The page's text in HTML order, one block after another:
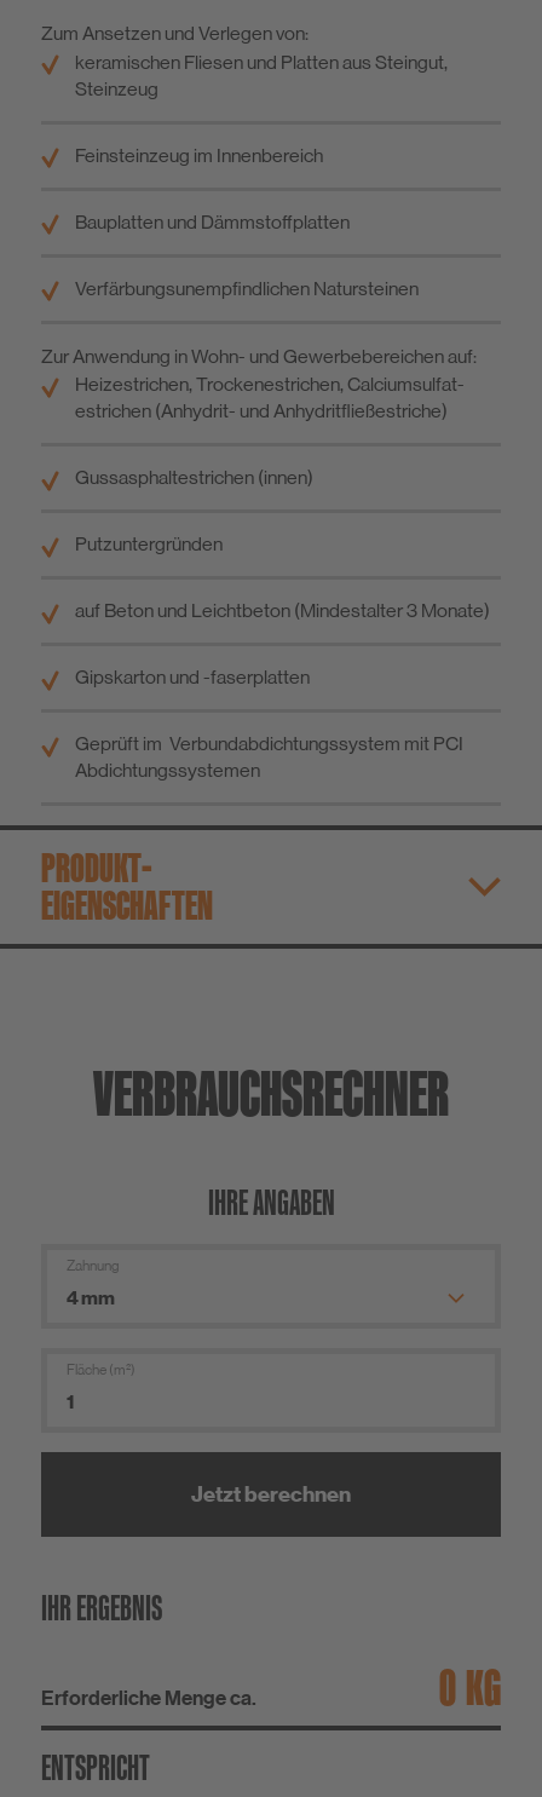
Zum Ansetzen und Verlegen von:
keramischen Fliesen und Platten aus Steingut,
Steinzeug
Feinsteinzeug im Innenbereich
Bauplatten und Dämmstoffplatten
Verfärbungsunempfindlichen Natursteinen
Zur Anwendung in Wohn- und Gewerbebereichen auf:
Heizestrichen, Trockenestrichen, Calciumsulfat­
estrichen (Anhydrit- und Anhydritfließestriche)
Gussasphaltestrichen (innen)
Putzuntergründen
auf Beton und Leichtbeton (Mindestalter 3 Monate)
Gipskarton und -faserplatten
Geprüft im Verbundabdichtungssystem mit PCI
Abdichtungssystemen
PRODUKT­
EIGENSCHAFTEN
VERBRAUCHS­RECHNER
IHRE ANGABEN
Zahnung
Fläche (m²)
Jetzt berechnen
IHR ERGEBNIS
Erforderliche Menge ca. KG
ENTSPRICHT